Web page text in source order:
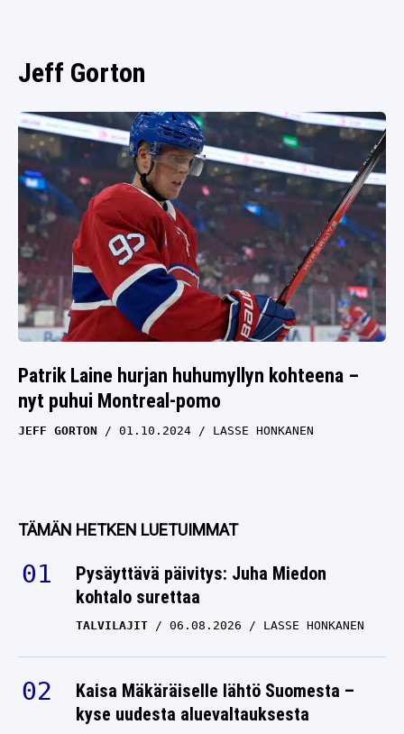
Jeff Gorton
Patrik Laine hurjan huhumyllyn kohteena –
nyt puhui Montreal-pomo
JEFF GORTON 01.10.2024 LASSE HONKANEN
TÄMÄN HETKEN LUETUIMMAT
Pysäyttävä päivitys: Juha Miedon
kohtalo surettaa
TALVILAJIT 06.08.2026 LASSE HONKANEN
Kaisa Mäkäräiselle lähtö Suomesta –
kyse uudesta aluevaltauksesta